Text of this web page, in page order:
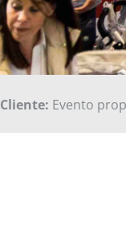
Cliente: Evento